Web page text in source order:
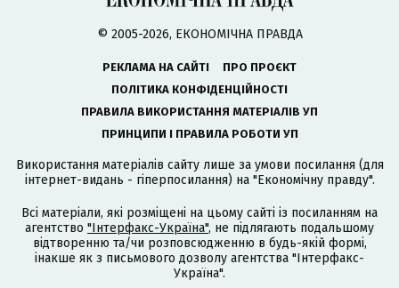
© 2005-2026, ЕКОНОМІЧНА ПРАВДА
РЕКЛАМА НА САЙТІ
ПРО ПРОЄКТ
ПОЛІТИКА КОНФІДЕНЦІЙНОСТІ
ПРАВИЛА ВИКОРИСТАННЯ МАТЕРІАЛІВ УП
ПРИНЦИПИ І ПРАВИЛА РОБОТИ УП
Використання матеріалів сайту лише за умови посилання (для
інтернет-видань - гіперпосилання) на "Економічну правду".
Всі матеріали, які розміщені на цьому сайті із посиланням на
агентство "Інтерфакс-Україна", не підлягають подальшому
відтворенню та/чи розповсюдженню в будь-якій формі,
інакше як з письмового дозволу агентства "Інтерфакс-
Україна".